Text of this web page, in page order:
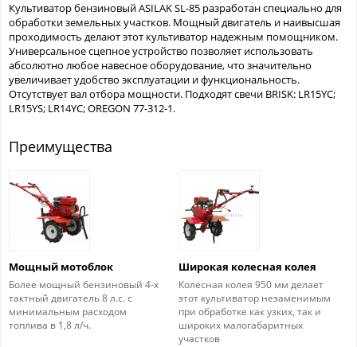
Культиватор бензиновый ASILAK SL-85 разработан специально для
обработки земельных участков. Мощный двигатель и наивысшая
проходимость делают этот культиватор надежным помощником.
Универсальное сцепное устройство позволяет использовать
абсолютно любое навесное оборудование, что значительно
увеличивает удобство эксплуатации и функциональность.
Отсутствует вал отбора мощности. Подходят свечи BRISK: LR15YC;
LR15YS; LR14YC; OREGON 77-312-1.
Преимущества
Мощный мотоблок
Более мощный бензиновый 4-х
тактный двигатель 8 л.с. с
минимальным расходом
топлива в 1,8 л/ч.
Широкая колесная колея
Колесная колея 950 мм делает
этот культиватор незаменимым
при обработке как узких, так и
широких малогабаритных
участков